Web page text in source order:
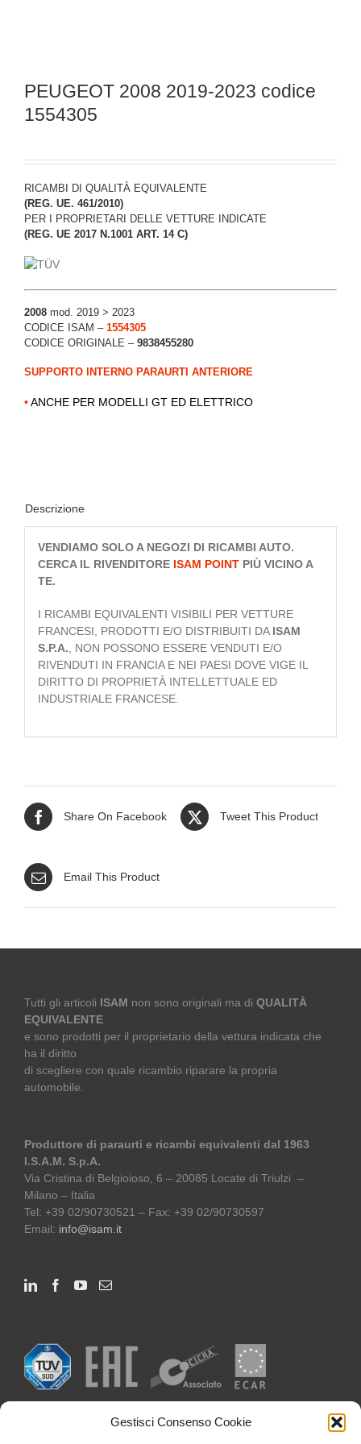
Gestisci Consenso Cookie
PEUGEOT 2008 2019-2023 codice
1554305
RICAMBI DI QUALITÀ EQUIVALENTE
(REG. UE. 461/2010)
PER I PROPRIETARI DELLE VETTURE INDICATE
(REG. UE 2017 N.1001 ART. 14 C)
2008 mod. 2019 > 2023
CODICE ISAM – 1554305
CODICE ORIGINALE – 9838455280
SUPPORTO INTERNO PARAURTI ANTERIORE
•ANCHE PER MODELLI GT ED ELETTRICO
Descrizione
VENDIAMO SOLO A NEGOZI DI RICAMBI AUTO.
CERCA IL RIVENDITORE ISAM POINTPIÙ VICINO A
TE.
I RICAMBI EQUIVALENTI VISIBILI PER VETTURE
FRANCESI, PRODOTTI E/O DISTRIBUITI DA ISAM
S.P.A. , NON POSSONO ESSERE VENDUTI E/O
RIVENDUTI IN FRANCIA E NEI PAESI DOVE VIGE IL
DIRITTO DI PROPRIETÀ INTELLETTUALE ED
INDUSTRIALE FRANCESE.
Share On Facebook Tweet This Product
Email This Product
Tutti gli articoli ISAM non sono originali ma di QUALITÀ
EQUIVALENTE
e sono prodotti per il proprietario della vettura indicata che
ha il diritto
di scegliere con quale ricambio riparare la propria
automobile.
Produttore di paraurti e ricambi equivalenti dal 1963
I.S.A.M. S.p.A.
Via Cristina di Belgioioso, 6 – 20085 Locate di Triulzi –
Milano – Italia
Tel: +39 02/90730521 – Fax: +39 02/90730597
Email: info@isam.it